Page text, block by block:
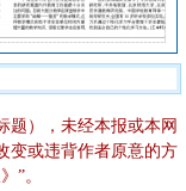
题），未经本报或本网
变或违背作者原意的方
”。